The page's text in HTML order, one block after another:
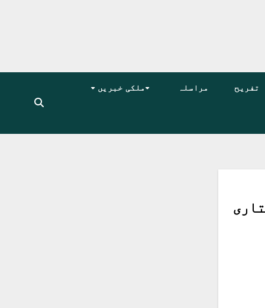
تفریح مراسلہ ملکی خبریں